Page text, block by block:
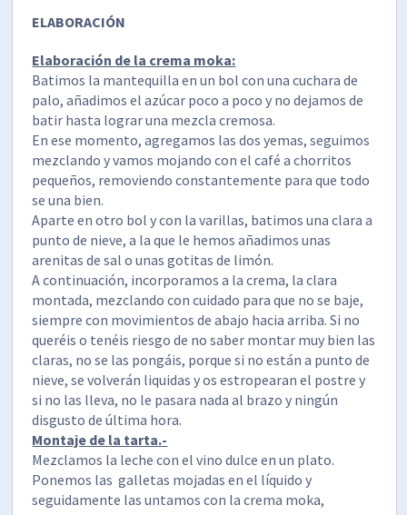
ELABORACIÓN
Elaboración de la crema moka:
Batimos la mantequilla en un bol con una cuchara de
palo, añadimos el azúcar poco a poco y no dejamos de
batir hasta lograr una mezcla cremosa.
En ese momento, agregamos las dos yemas, seguimos
mezclando y vamos mojando con el café a chorritos
pequeños, removiendo constantemente para que todo
se una bien.
Aparte en otro bol y con la varillas, batimos una clara a
punto de nieve, a la que le hemos añadimos unas
arenitas de sal o unas gotitas de limón.
A continuación, incorporamos a la crema, la clara
montada, mezclando con cuidado para que no se baje,
siempre con movimientos de abajo hacia arriba. Si no
queréis o tenéis riesgo de no saber montar muy bien las
claras, no se las pongáis, porque si no están a punto de
nieve, se volverán liquidas y os estropearan el postre y
si no las lleva, no le pasara nada al brazo y ningún
disgusto de última hora.
Montaje de la tarta.-
Mezclamos la leche con el vino dulce en un plato.
Ponemos las galletas mojadas en el líquido y
seguidamente las untamos con la crema moka,